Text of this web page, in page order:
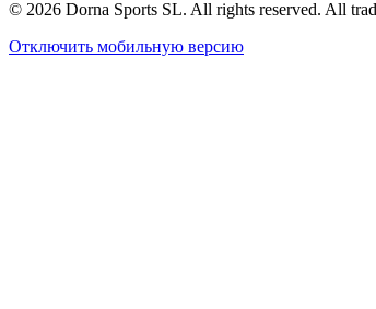
© 2026 Dorna Sports SL. All rights reserved. All
Отключить мобильную версию